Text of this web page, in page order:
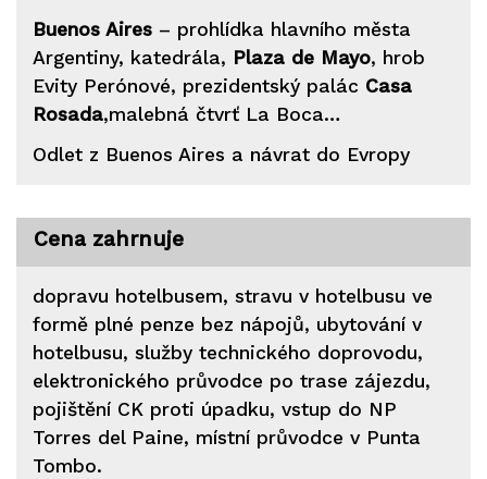
Buenos Aires – prohlídka hlavního města
Argentiny, katedrála, Plaza de Mayo, hrob
Evity Perónové, prezidentský palác Casa
Rosada,malebná čtvrť La Boca…
Odlet z Buenos Aires a návrat do Evropy
Cena zahrnuje
dopravu hotelbusem, stravu v hotelbusu ve
formě plné penze bez nápojů, ubytování v
hotelbusu, služby technického doprovodu,
elektronického průvodce po trase zájezdu,
pojištění CK proti úpadku, vstup do NP
Torres del Paine, místní průvodce v Punta
Tombo.